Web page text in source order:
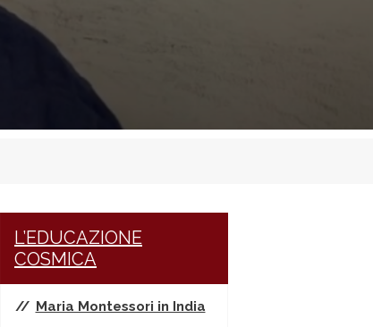
L’EDUCAZIONE
COSMICA
Maria Montessori in India